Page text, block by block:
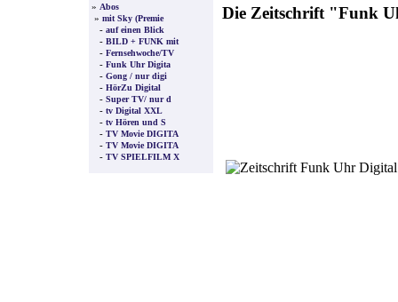
» Abos
» mit Sky (Premie
- auf einen Blick
- BILD + FUNK mit
- Fernsehwoche/TV
- Funk Uhr Digita
- Gong / nur digi
- HörZu Digital
- Super TV/ nur d
- tv Digital XXL
- tv Hören und S
- TV Movie DIGITA
- TV Movie DIGITA
- TV SPIELFILM X
Die Zeitschrift "Funk